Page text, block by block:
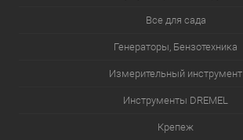
Все для сада
Генераторы, Бензотехника
Измерительный инструмент
Инструменты DREMEL
Крепеж